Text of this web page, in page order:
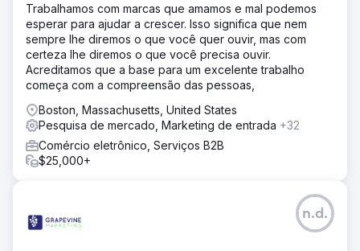
Trabalhamos com marcas que amamos e mal podemos
esperar para ajudar a crescer. Isso significa que nem
sempre lhe diremos o que você quer ouvir, mas com
certeza lhe diremos o que você precisa ouvir.
Acreditamos que a base para um excelente trabalho
começa com a compreensão das pessoas,
Boston, Massachusetts, United States
Pesquisa de mercado, Marketing de entrada +32
Comércio eletrônico, Serviços B2B
$25,000+
n.d.